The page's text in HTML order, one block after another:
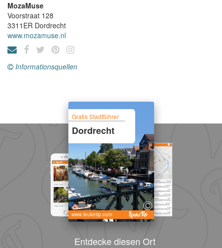
MozaMuse
Voorstraat 128
3311ER Dordrecht
www.mozamuse.nl
Informationsquellen
Gratis Stadtführer
Dordrecht
www.leuketip.com
Entdecke diesen Ort